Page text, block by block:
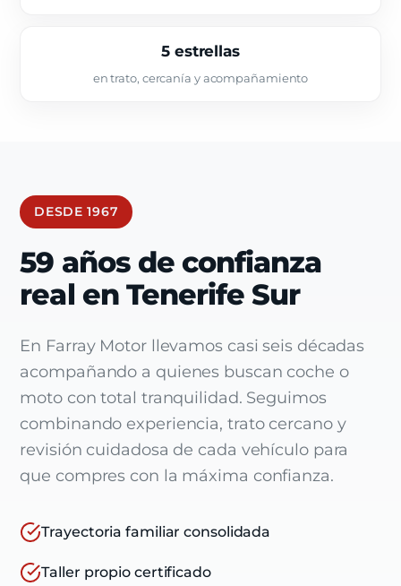
5 estrellas
en trato, cercanía y acompañamiento
DESDE 1967
59 años de confianza
real en Tenerife Sur
En Farray Motor llevamos casi seis décadas
acompañando a quienes buscan coche o
moto con total tranquilidad. Seguimos
combinando experiencia, trato cercano y
revisión cuidadosa de cada vehículo para
que compres con la máxima confianza.
Trayectoria familiar consolidada
Taller propio certificado